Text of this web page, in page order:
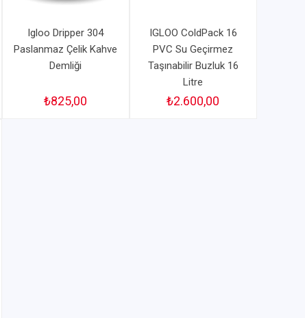
Igloo Dripper 304
Paslanmaz Çelik Kahve
Demliği
₺825,00
IGLOO ColdPack 16
PVC Su Geçirmez
Taşınabilir Buzluk 16
Litre
₺2.600,00